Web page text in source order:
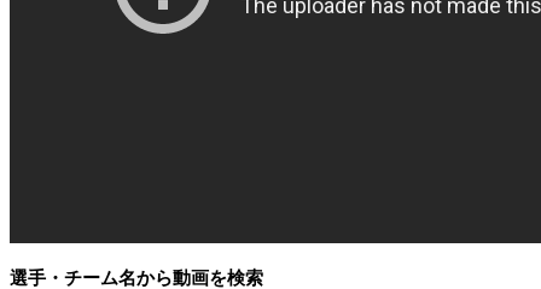
選手・チーム名から動画を検索